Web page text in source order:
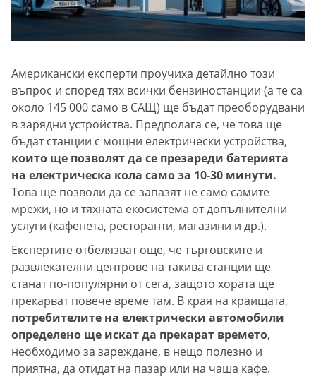
Американски експерти проучиха детайлно този
въпрос и според тях всички бензиностанции (а те са
около 145 000 само в САЩ) ще бъдат преоборудвани
в зарядни устройства. Предполага се, че това ще
бъдат станции с мощни електрически устройства,
които ще позволят да се презареди батерията
на електрическа кола само за 10-30 минути.
Това ще позволи да се запазят не само самите
мрежи, но и тяхната екосистема от допълнителни
услуги (кафенета, ресторанти, магазини и др.).
Експертите отбелязват още, че търговските и
развлекателни центрове на такива станции ще
станат по-популярни от сега, защото хората ще
прекарват повече време там. В края на краищата,
потребителите на електрически автомобили
определено ще искат да прекарат времето,
необходимо за зареждане, в нещо полезно и
приятна, да отидат на пазар или на чаша кафе.